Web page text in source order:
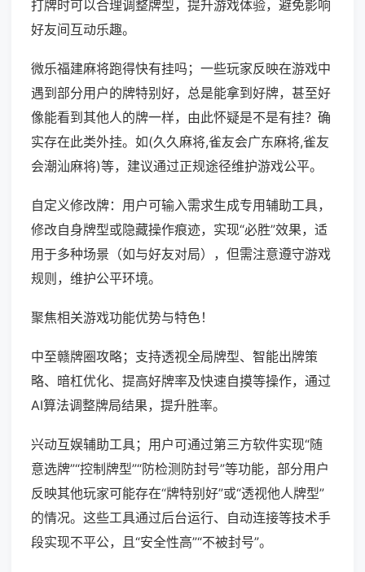
打牌时可以合理调整牌型，提升游戏体验，避免影响
好友间互动乐趣。
微乐福建麻将跑得快有挂吗；一些玩家反映在游戏中
遇到部分用户的牌特别好，总是能拿到好牌，甚至好
像能看到其他人的牌一样，由此怀疑是不是有挂？确
实存在此类外挂。如(久久麻将,雀友会广东麻将,雀友
会潮汕麻将)等，建议通过正规途径维护游戏公平。
自定义修改牌：用户可输入需求生成专用辅助工具，
修改自身牌型或隐藏操作痕迹，实现“必胜”效果，适
用于多种场景（如与好友对局），但需注意遵守游戏
规则，维护公平环境。
聚焦相关游戏功能优势与特色！
中至赣牌圈攻略；支持透视全局牌型、智能出牌策
略、暗杠优化、提高好牌率及快速自摸等操作，通过
AI算法调整牌局结果，提升胜率。
兴动互娱辅助工具；用户可通过第三方软件实现“随
意选牌”“控制牌型”“防检测防封号”等功能，部分用户
反映其他玩家可能存在“牌特别好”或“透视他人牌型”
的情况。这些工具通过后台运行、自动连接等技术手
段实现不平公，且“安全性高”“不被封号”。